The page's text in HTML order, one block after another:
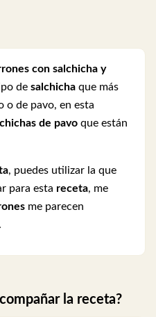
con salchicha y
de salchicha que más
o de pavo, en esta
de pavo que están
, puedes utilizar la que
para esta receta, me
me parecen
la receta?